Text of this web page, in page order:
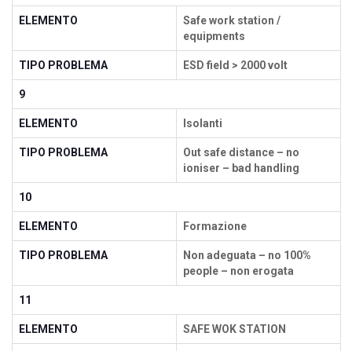
ELEMENTO
Safe work station /
equipments
TIPO PROBLEMA ESD field > 2000 volt
9
ELEMENTO Isolanti
TIPO PROBLEMA
Out safe distance – no
ioniser – bad handling
10
ELEMENTO Formazione
TIPO PROBLEMA
Non adeguata – no 100%
people – non erogata
11
ELEMENTO SAFE WOK STATION